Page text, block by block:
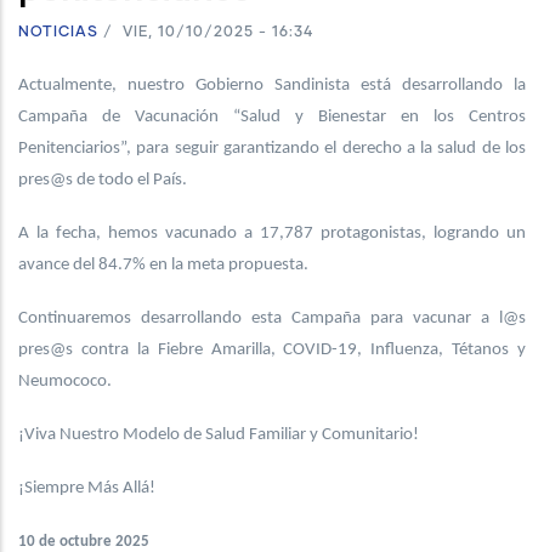
NOTICIAS / VIE, 10/10/2025 - 16:34
Actualmente, nuestro Gobierno Sandinista está desarrollando la
Campaña de Vacunación “Salud y Bienestar en los Centros
Penitenciarios”, para seguir garantizando el derecho a la salud de los
pres@s de todo el País.
A la fecha, hemos vacunado a 17,787 protagonistas, logrando un
avance del 84.7% en la meta propuesta.
Continuaremos desarrollando esta Campaña para vacunar a l@s
pres@s contra la Fiebre Amarilla, COVID-19, Influenza, Tétanos y
Neumococo.
¡Viva Nuestro Modelo de Salud Familiar y Comunitario!
¡Siempre Más Allá!
10 de octubre 2025